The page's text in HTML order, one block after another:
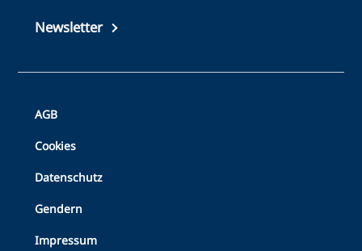
Newsletter
Bottom
Footer
AGB
Cookies
Datenschutz
Gendern
Impressum